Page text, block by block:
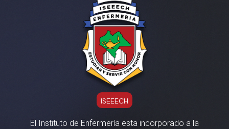
ISEEECH
El Instituto de Enfermería esta incorporado a la